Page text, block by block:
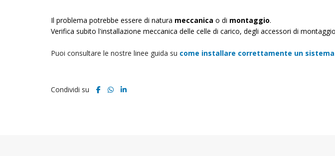
Il problema potrebbe essere di natura meccanica o di montaggio.
Verifica subito l'installazione meccanica delle celle di carico, degli accessori di
Puoi consultare le nostre linee guida su come installare correttamente un
Condividi su